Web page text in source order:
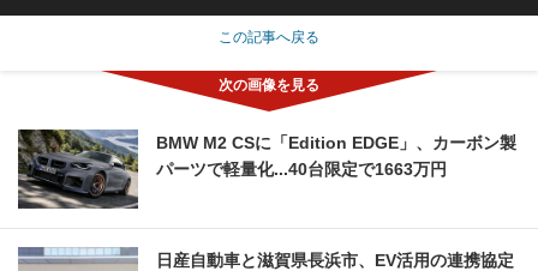
この記事へ戻る
BMW M2 CSに「Edition EDGE」、カーボン製
パーツで軽量化...40台限定で1663万円
日産自動車と滋賀県長浜市、EV活用の連携協定